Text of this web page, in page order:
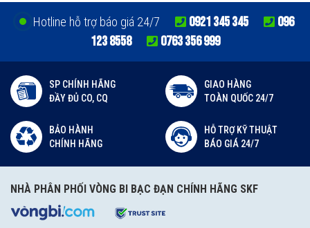
Hotline hỗ trợ báo giá 24/7 0921 345 345
096
123 8558
0763 356 999
SP CHÍNH HÃNG
ĐẦY ĐỦ CO, CQ
GIAO HÀNG
TOÀN QUỐC 24/7
BẢO HÀNH
CHÍNH HÃNG
HỖ TRỢ KỸ THUẬT
BÁO GIÁ 24/7
NHÀ PHÂN PHỐI VÒNG BI BẠC ĐẠN CHÍNH HÃNG SKF